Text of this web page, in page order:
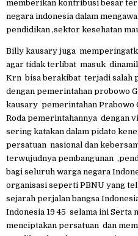
memberikan kontribusi besar
negara indonesia dalam
pendidikan ,sektor kesehatan
Billy kausary juga
agar tidak terlibat masuk
Krn bisa berakibat terjadi salah
dengan pemerintahan probowo
kausary pemerintahan Prabowo
Roda pemerintahannya dengan
sering katakan dalam pidato
persatuan nasional dan
terwujudnya pembangunan
bagi seluruh warga negara
organisasi seperti PBNU yang
sejarah perjalan bangsa
Indonesia 19 45 selama ini Serta
menciptakan persatuan dan